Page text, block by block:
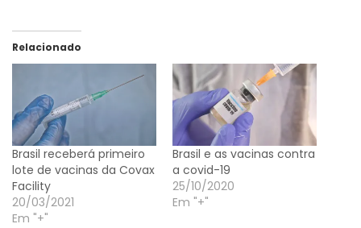
Relacionado
Brasil receberá primeiro
lote de vacinas da Covax
Facility
20/03/2021
Em "+"
Brasil e as vacinas contra
a covid-19
25/10/2020
Em "+"